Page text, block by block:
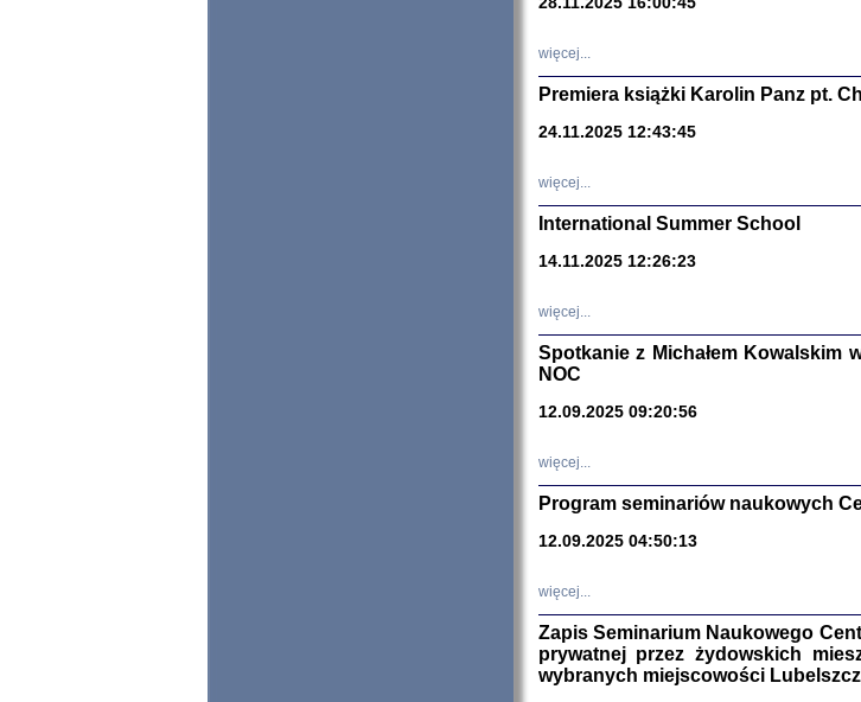
więcej...
Premiera książki Karolin Panz pt.
24.11.2025 12:43:45
więcej...
International Summer School
14.11.2025 12:26:23
więcej...
Spotkanie z Michałem Kowalskim
NOC
12.09.2025 09:20:56
więcej...
Program seminariów naukowych
12.09.2025 04:50:13
więcej...
Zapis Seminarium Naukowego
prywatnej przez żydowskich
wybranych miejscowości